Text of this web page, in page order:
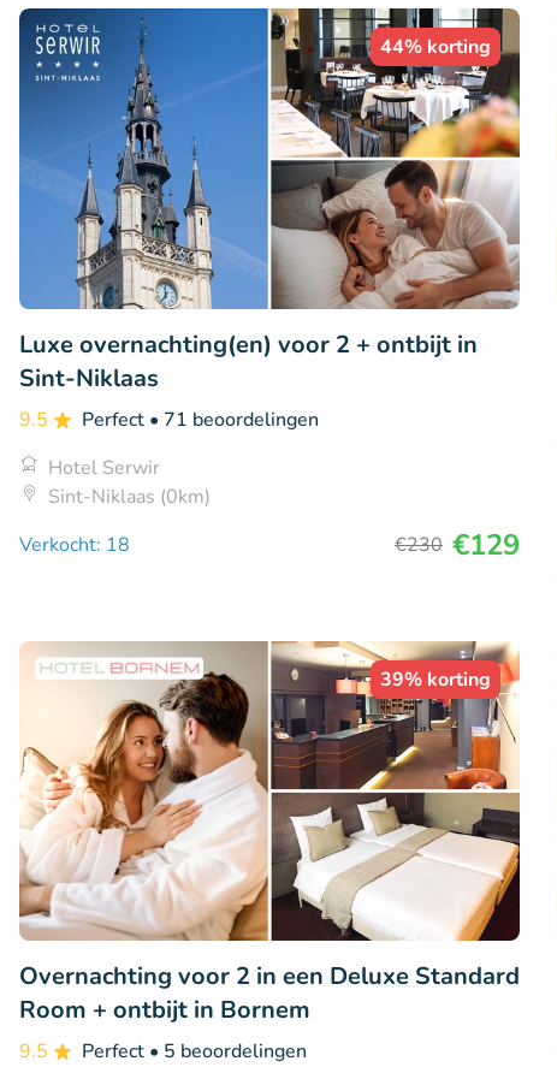
44% korting
Luxe overnachting(en) voor 2 + ontbijt in
Sint-Niklaas
9.5 Perfect • 71 beoordelingen
Hotel Serwir
Sint-Niklaas (0km)
Verkocht: 18
€230 €129
39% korting
Overnachting voor 2 in een Deluxe Standard
Room + ontbijt in Bornem
9.5 Perfect • 5 beoordelingen